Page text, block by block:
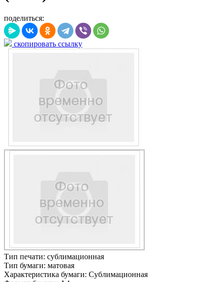
поделиться:
скопировать ссылку
Тип печати: сублимационная
Тип бумаги: матовая
Характеристика бумаги: Сублимационная